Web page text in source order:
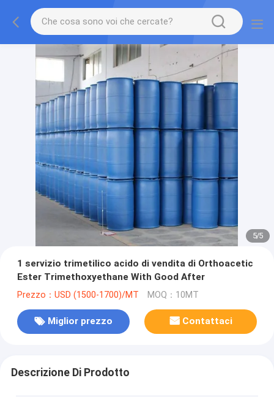
1/5
1 servizio trimetilico acido di vendita di Orthoacetic
Ester Trimethoxyethane With Good After
Prezzo：USD (1500-1700)/MT MOQ：10MT
Miglior prezzo Contattaci
Descrizione Di Prodotto